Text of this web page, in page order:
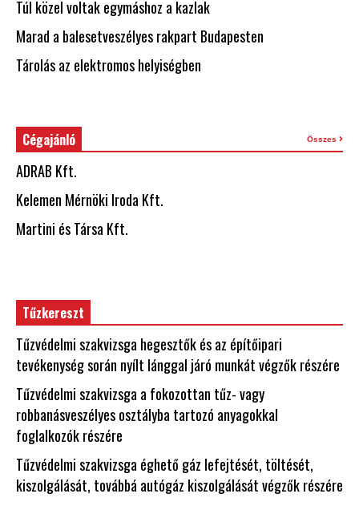
Túl közel voltak egymáshoz a kazlak
Marad a balesetveszélyes rakpart Budapesten
Tárolás az elektromos helyiségben
Cégajánló Összes
ADRAB Kft.
Kelemen Mérnöki Iroda Kft.
Martini és Társa Kft.
Tűzkereszt
Tűzvédelmi szakvizsga hegesztők és az építőipari
tevékenység során nyílt lánggal járó munkát végzők részére
Tűzvédelmi szakvizsga a fokozottan tűz- vagy
robbanásveszélyes osztályba tartozó anyagokkal
foglalkozók részére
Tűzvédelmi szakvizsga éghető gáz lefejtését, töltését,
kiszolgálását, továbbá autógáz kiszolgálását végzők részére